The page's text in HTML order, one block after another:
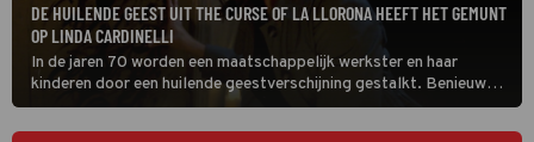
DE HUILENDE GEEST UIT THE CURSE OF LA LLORONA HEEFT HET GEMUNT
OP LINDA CARDINELLI
In de jaren 70 worden een maatschappelijk werkster en haar
kinderen door een huilende geestverschijning gestalkt. Benieuwd?
Kijk dan naar The Curse of La Llorona op Viaplay TV.